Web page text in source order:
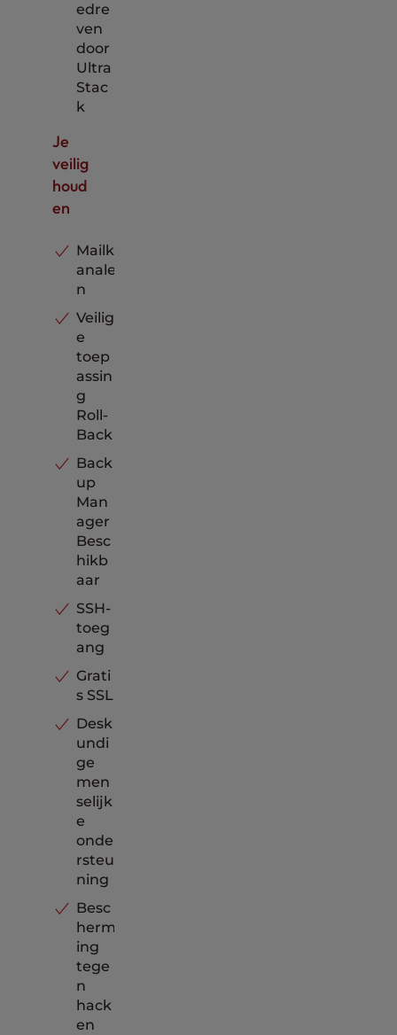
edre
ven
door
Ultra
Stac
k
Je
veilig
houd
en
Mailk
anale
n
Veilig
e
toep
assin
g
Roll-
Back
Back
up
Man
ager
Besc
hikb
aar
SSH-
toeg
ang
Grati
s SSL
Desk
undi
ge
men
selijk
e
onde
rsteu
ning
Besc
herm
ing
tege
n
hack
en